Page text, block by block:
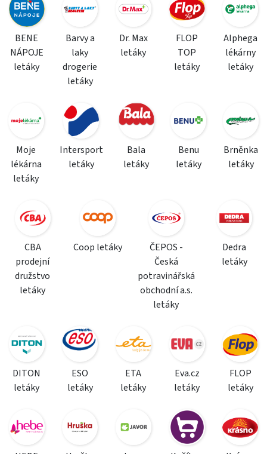
BENE
NÁPOJE
letáky
Barvy a
laky
drogerie
letáky
Dr. Max
letáky
FLOP
TOP
letáky
Alphega
lékárny
letáky
Moje
lékárna
letáky
Intersport
letáky
Bala
letáky
Benu
letáky
Brněnka
letáky
CBA
prodejní
družstvo
letáky
Coop letáky
ČEPOS -
Česká
potravinářská
obchodní a.s.
letáky
Dedra
letáky
DITON
letáky
ESO
letáky
ETA
letáky
Eva.cz
letáky
FLOP
letáky